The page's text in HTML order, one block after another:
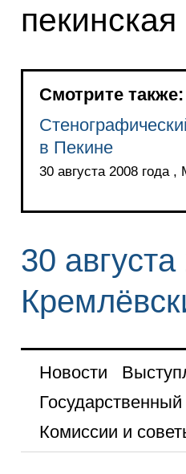
Смотрите также:
в Пекине
30 августа 2008 года
30
Новости
Комиссии и